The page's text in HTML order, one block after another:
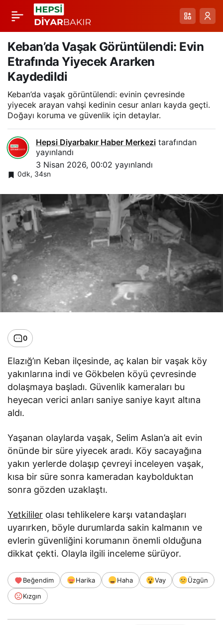
Keban’da Vaşak Görüntülendi: Evin
Etrafında Yiyecek Ararken
Kaydedildi
Keban’da vaşak görüntülendi: evinin çevresinde
yiyecek arayan vahşi kedinin cesur anları kayda geçti.
Doğayı koruma ve güvenlik için detaylar.
Hepsi Diyarbakır Haber Merkezi tarafından
yayınlandı
3 Nisan 2026, 00:02 yayınlandı
0dk, 34sn
0
Elazığ’ın Keban ilçesinde, aç kalan bir vaşak köy
yakınlarına indi ve Gökbelen köyü çevresinde
dolaşmaya başladı. Güvenlik kameraları bu
heyecan verici anları saniye saniye kayıt altına
aldı.
Yaşanan olaylarda vaşak, Selim Aslan’a ait evin
önünde bir süre yiyecek aradı. Köy sacayağına
yakın yerlerde dolaşıp çevreyi inceleyen vaşak,
kısa bir süre sonra kameradan kaybolduktan
sonra gözden uzaklaştı.
Yetkililer olası tehlikelere karşı vatandaşları
uyarırken, böyle durumlarda sakin kalmanın ve
evlerin güvenliğini korumanın önemli olduğuna
dikkat çekti. Olayla ilgili inceleme sürüyor.
Beğendim Harika Haha Vay
Üzgün
Kızgın
Yağışın Ardından Yol
Güvenliğini Sağlayan
Beden Eğitimi
Öğretmeni
Paylaş